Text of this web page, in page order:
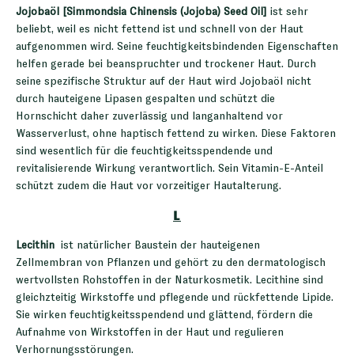
Jojobaöl [Simmondsia Chinensis (Jojoba) Seed Oil]
ist sehr
beliebt, weil es nicht fettend ist und schnell von der Haut
aufgenommen wird. Seine feuchtigkeitsbindenden Eigenschaften
helfen gerade bei beanspruchter und trockener Haut. Durch
seine spezifische Struktur auf der Haut wird Jojobaöl nicht
durch hauteigene Lipasen gespalten und schützt die
Hornschicht daher zuverlässig und langanhaltend vor
Wasserverlust, ohne haptisch fettend zu wirken. Diese Faktoren
sind wesentlich für die feuchtigkeitsspendende und
revitalisierende Wirkung verantwortlich. Sein Vitamin-E-Anteil
schützt zudem die Haut vor vorzeitiger Hautalterung.
L
Lecithin ist natürlicher Baustein der hauteigenen
Zellmembran von Pflanzen und gehört zu den dermatologisch
wertvollsten Rohstoffen in der Naturkosmetik. Lecithine sind
gleichzteitig Wirkstoffe und pflegende und rückfettende Lipide.
Sie wirken feuchtigkeitsspendend und glättend, fördern die
Aufnahme von Wirkstoffen in der Haut und regulieren
Verhornungsstörungen.